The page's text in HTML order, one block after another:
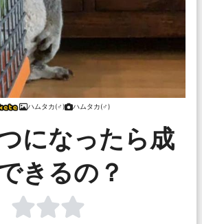
ハムタカ(♂) ハムタカ(♂)
になったら成
きるの？